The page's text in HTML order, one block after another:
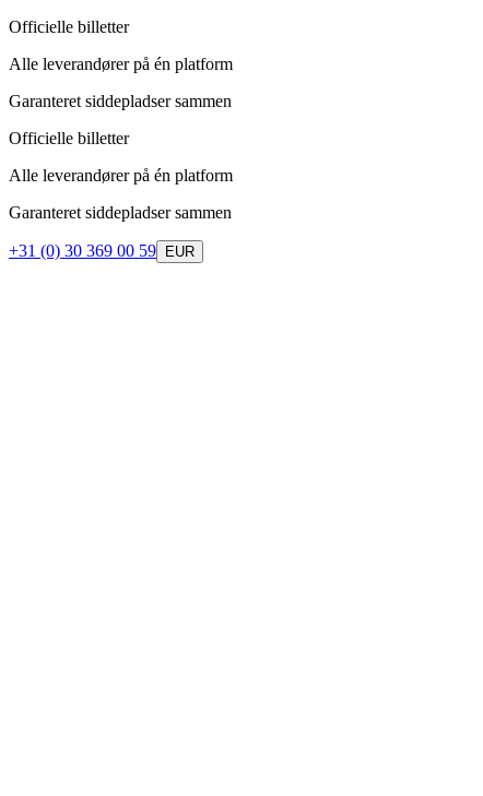
Officielle billetter
Alle leverandører på én platform
Garanteret siddepladser sammen
Officielle billetter
Alle leverandører på én platform
Garanteret siddepladser sammen
+31 (0) 30 369 00 59 EUR